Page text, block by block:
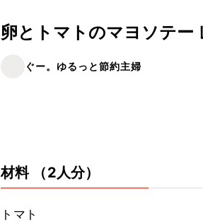
卵とトマトのマヨソテー
ぐー。ゆるっと節約主婦
材料 （2人分）
トマト